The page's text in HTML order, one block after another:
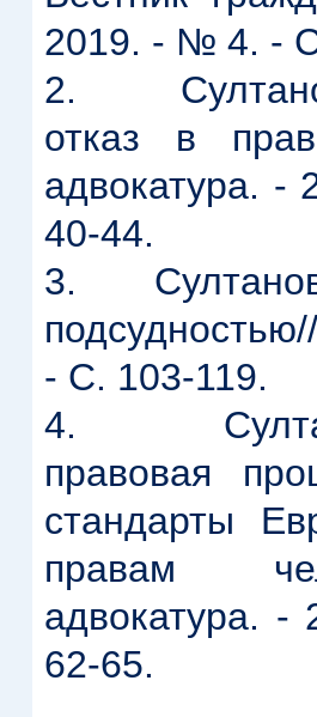
2019. - № 4. -
2.
отказ в
адвокатура.
40-44.
3.
- С. 103-119.
4.
правовая
стандарты
правам
адвокатура.
62-65.